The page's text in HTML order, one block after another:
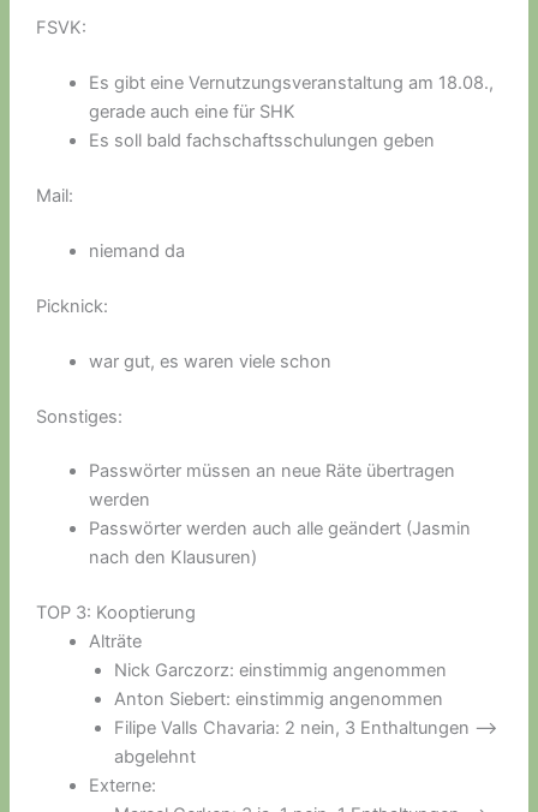
FSVK:
Es gibt eine Vernutzungsveranstaltung am 18.08.,
gerade auch eine für SHK
Es soll bald fachschaftsschulungen geben
Mail:
niemand da
Picknick:
war gut, es waren viele schon
Sonstiges:
Passwörter müssen an neue Räte übertragen
werden
Passwörter werden auch alle geändert (Jasmin
nach den Klausuren)
TOP 3: Kooptierung
Alträte
Nick Garczorz: einstimmig angenommen
Anton Siebert: einstimmig angenommen
Filipe Valls Chavaria: 2 nein, 3 Enthaltungen –>
abgelehnt
Externe: